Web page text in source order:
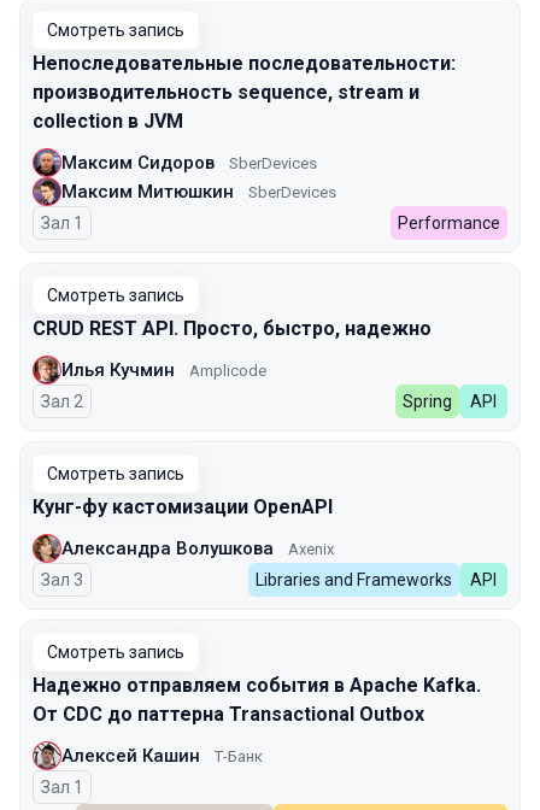
Смотреть запись
Непоследовательные последовательности:
производительность sequence, stream и
collection в JVM
Максим Сидоров SberDevices
Максим Митюшкин SberDevices
Зал 1 Performance
Смотреть запись
CRUD REST API. Просто, быстро, надежно
Илья Кучмин Amplicode
Зал 2 Spring API
Смотреть запись
Кунг-фу кастомизации OpenAPI
Александра Волушкова Axenix
Зал 3 Libraries and Frameworks API
Смотреть запись
Надежно отправляем события в Apache Kafka.
От CDC до паттерна Transactional Outbox
Алексей Кашин Т-Банк
Зал 1